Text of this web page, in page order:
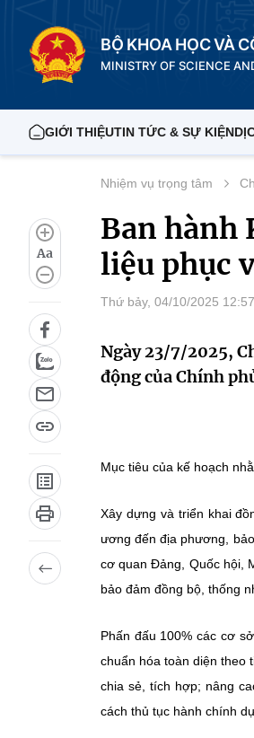
BỘ KHOA HỌC VÀ
MINISTRY OF SCIENCE
GIỚI THIỆUTIN TỨC & SỰ KIỆN
Aa
Nhiệm vụ trọng tâm
Ban hành
liệu phục
Thứ bảy, 04/10/2025 12:57
Ngày 23/7/2025,
động của Chính
Mục tiêu của kế hoạch
Xây dựng và triển khai
ương đến địa phương,
cơ quan Đảng, Quốc hội,
bảo đảm đồng bộ, thống
Phấn đấu 100% các cơ
chuẩn hóa toàn diện theo
chia sẻ, tích hợp; nâng
cách thủ tục hành chính